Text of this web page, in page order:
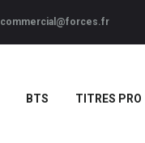
commercial@forces.fr
BTS TITRES PRO